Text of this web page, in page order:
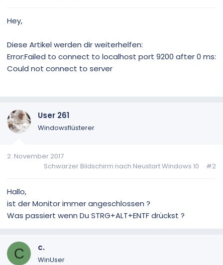
Hey,
Diese Artikel werden dir weiterhelfen:
Error:Failed to connect to localhost port 9200 after 0 ms:
Could not connect to server
User 261
Windowsflüsterer
2. November 2017
Schwarzer Bildschirm nach Neustart Windows 10
#2
Hallo,
ist der Monitor immer angeschlossen ?
Was passiert wenn Du STRG+ALT+ENTF drückst ?
C c.
WinUser